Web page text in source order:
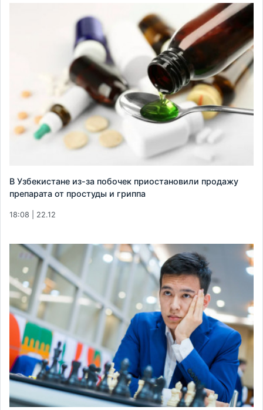
В Узбекистане из-за побочек приостановили продажу
препарата от простуды и гриппа
18:08 | 22.12